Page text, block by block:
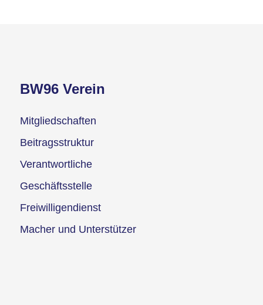
BW96 Verein
Mitgliedschaften
Beitragsstruktur
Verantwortliche
Geschäftsstelle
Freiwilligendienst
Macher und Unterstützer